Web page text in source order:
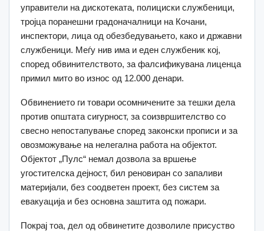
управители на дискотеката, полициски службеници,
тројца поранешни градоначалници на Кочани,
инспектори, лица од обезбедувањето, како и државни
службеници. Меѓу нив има и еден службеник кој,
според обвинителството, за фалсификувана лиценца
примил мито во износ од 12.000 денари.
Обвинението ги товари осомничените за тешки дела
против општата сигурност, за соизвршителство со
свесно непостапување според законски прописи и за
овозможување на нелегална работа на објектот.
Објектот „Пулс“ немал дозвола за вршење
угостителска дејност, бил реновиран со запаливи
материјали, без соодветен проект, без систем за
евакуација и без основна заштита од пожари.
Покрај тоа, дел од обвинетите дозволиле присуство